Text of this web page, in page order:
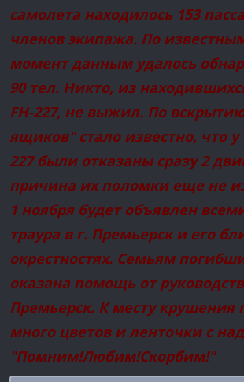
самолета находилось 153
членов экипажа. По
момент данным удалось
90 тел. Никто, из
FH-227, не выжил. По
ящиков" стало известно, что у
227 были отказаны сразу 2
причина их поломки еще не
1 ноября будет объявлен
траура в г. Премьерск и его
окрестностях. Семьям
оказана помощь от
Премьерск. К месту крушения
много цветов и ленточки с
"Помним!Любим!Скорбим!"